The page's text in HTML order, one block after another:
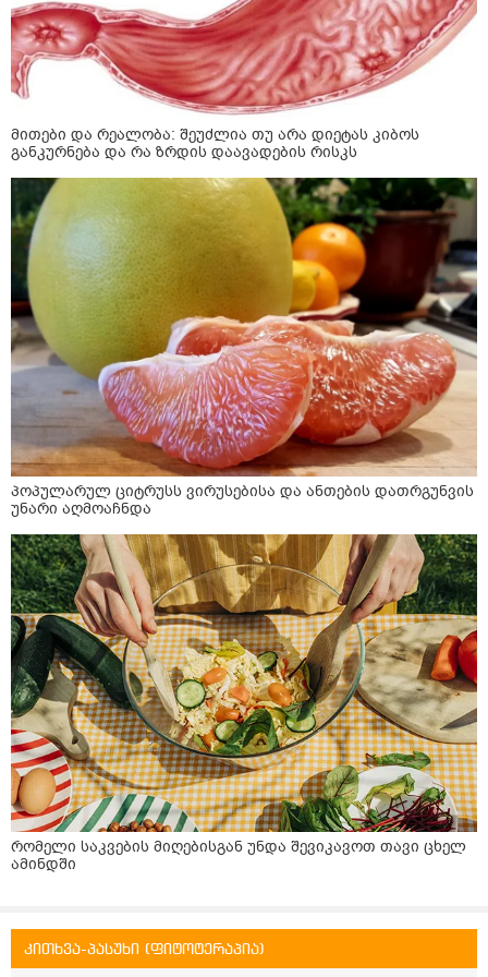
მითები და რეალობა: შეუძლია თუ არა დიეტას კიბოს
განკურნება და რა ზრდის დაავადების რისკს
პოპულარულ ციტრუსს ვირუსებისა და ანთების დათრგუნვის
უნარი აღმოაჩნდა
რომელი საკვების მიღებისგან უნდა შევიკავოთ თავი ცხელ
ამინდში
კითხვა-პასუხი (ფიტოტერაპია)